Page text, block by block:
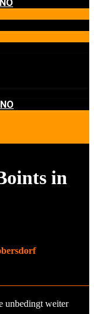
in
unbedingt weiter